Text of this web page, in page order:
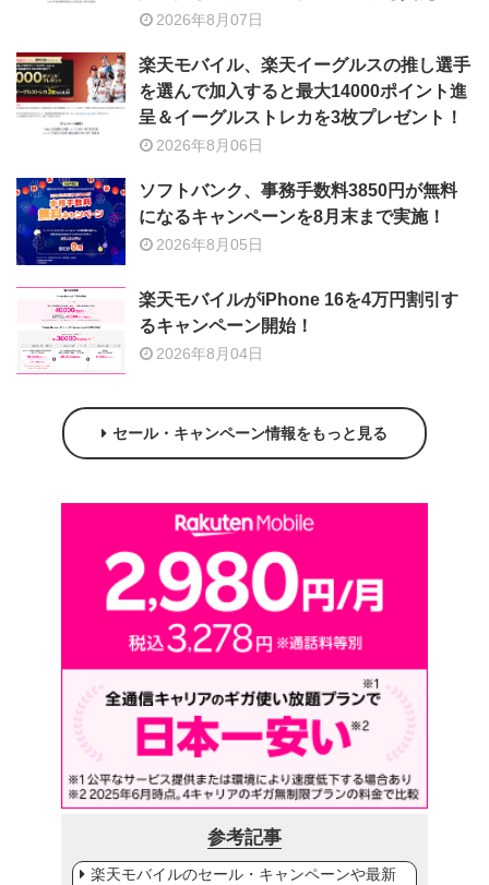
2026年8月07日
楽天モバイル、楽天イーグルスの推し選手
を選んで加入すると最大14000ポイント進
呈＆イーグルストレカを3枚プレゼント！
2026年8月06日
ソフトバンク、事務手数料3850円が無料
になるキャンペーンを8月末まで実施！
2026年8月05日
楽天モバイルがiPhone 16を4万円割引す
るキャンペーン開始！
2026年8月04日
セール・キャンペーン情報をもっと見る
参考記事
楽天モバイルのセール・キャンペーンや最新